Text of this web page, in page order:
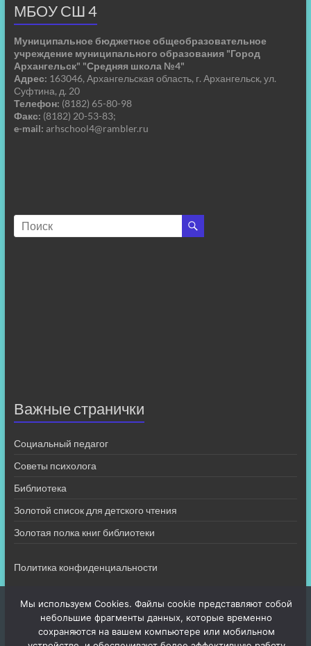
МБОУ СШ 4
Муниципальное бюджетное общеобразовательное
учреждение муниципального образования "Город
Архангельск" "Средняя школа №4"
Адрес: 163046, Архангельская область, г. Архангельск, ул.
Суфтина, д. 20
Телефон: (8182) 65-80-98
Факс: (8182) 20-53-83;
e-mail: arhschool4@rambler.ru
Важные странички
Социальный педагог
Советы психолога
Библиотека
Золотой список для детского чтения
Золотая полка книг библиотеки
Политика конфиденциальности
Мы используем Cookies. Файлы cookie представляют собой
небольшие фрагменты данных, которые временно
сохраняются на вашем компьютере или мобильном